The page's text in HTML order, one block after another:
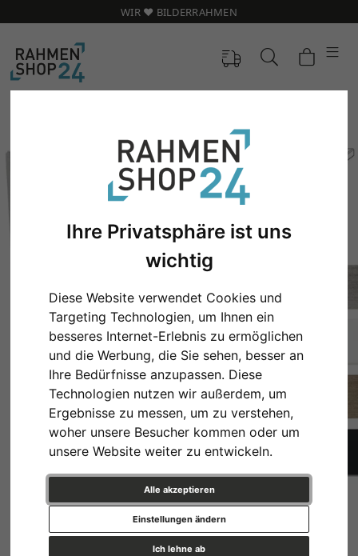
Ihre Privatsphäre ist uns
wichtig
Diese Website verwendet Cookies und
Targeting Technologien, um Ihnen ein
besseres Internet-Erlebnis zu ermöglichen
und die Werbung, die Sie sehen, besser an
Ihre Bedürfnisse anzupassen. Diese
Technologien nutzen wir außerdem, um
Ergebnisse zu messen, um zu verstehen,
woher unsere Besucher kommen oder um
unsere Website weiter zu entwickeln.
Alle akzeptieren
Ich lehne ab
Einstellungen ändern
WIR ❤️ BILDERRAHMEN
Zurück